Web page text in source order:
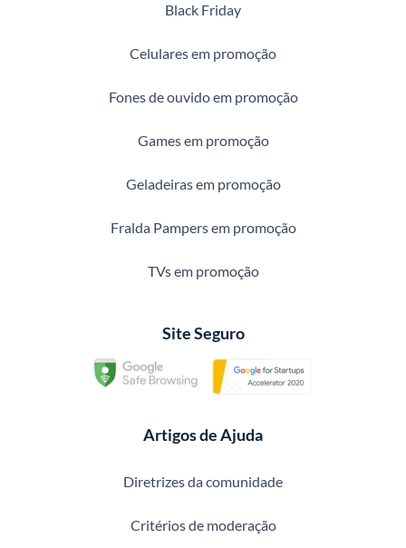
Black Friday
Celulares em promoção
Fones de ouvido em promoção
Games em promoção
Geladeiras em promoção
Fralda Pampers em promoção
TVs em promoção
Site Seguro
Artigos de Ajuda
Diretrizes da comunidade
Critérios de moderação